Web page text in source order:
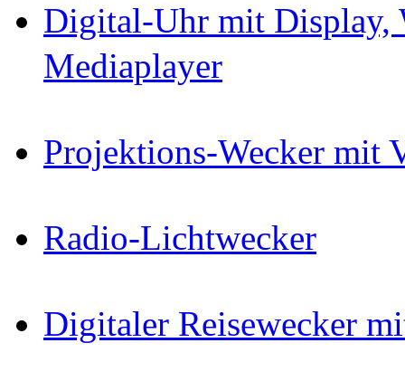
Digital-Uhr mit Display,
Mediaplayer
Projektions-Wecker mit
Radio-Lichtwecker
Digitaler Reisewecker